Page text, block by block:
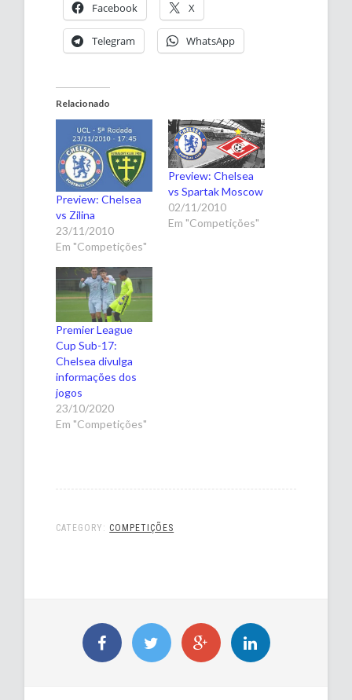
Facebook X
Telegram WhatsApp
Relacionado
Preview: Chelsea
vs Zilina
23/11/2010
Em "Competições"
Preview: Chelsea
vs Spartak Moscow
02/11/2010
Em "Competições"
Premier League
Cup Sub-17:
Chelsea divulga
informações dos
jogos
23/10/2020
Em "Competições"
CATEGORY: COMPETIÇÕES